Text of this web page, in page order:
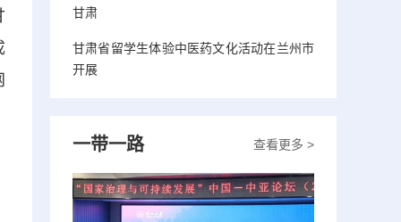
甘肃
甘肃省留学生体验中医药文化活动在兰州市
开展
查看更多 >
一带一路